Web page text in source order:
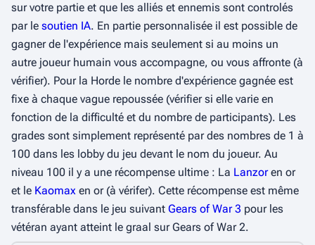
sur votre partie et que les alliés et ennemis sont controlés
par le soutien IA. En partie personnalisée il est possible de
gagner de l'expérience mais seulement si au moins un
autre joueur humain vous accompagne, ou vous affronte (à
vérifier). Pour la Horde le nombre d'expérience gagnée est
fixe à chaque vague repoussée (vérifier si elle varie en
fonction de la difficulté et du nombre de participants). Les
grades sont simplement représenté par des nombres de 1 à
100 dans les lobby du jeu devant le nom du joueur. Au
niveau 100 il y a une récompense ultime : La Lanzoren or
et le Kaomax en or (à vérifer). Cette récompense est même
transférable dans le jeu suivant Gears of War 3 pour les
vétéran ayant atteint le graal sur Gears of War 2.